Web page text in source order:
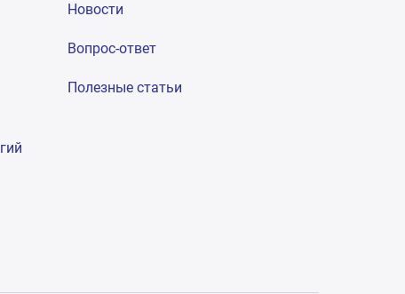
Новости
Вопрос-ответ
Полезные статьи